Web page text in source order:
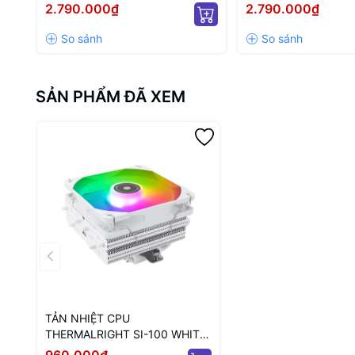
2.790.000₫
(MÀU TRẮNG)
2.790.000₫
SẢN PHẨM ĐÃ XEM
TẢN NHIỆT CPU
THERMALRIGHT SI-100 WHITE
ARGB (MÀU TRẮNG/ LOW